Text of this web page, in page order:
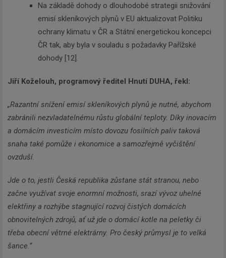
Na základě dohody o dlouhodobé strategii snižování
emisí skleníkových plynů v EU aktualizovat Politiku
ochrany klimatu v ČR a Státní energetickou koncepci
ČR tak, aby byla v souladu s požadavky Pařížské
dohody [12].
Jiří Koželouh, programový ředitel Hnutí DUHA, řekl:
„Razantní snížení emisí skleníkových plynů je nutné, abychom
zabránili nezvladatelnému růstu globální teploty. Díky inovacím
a domácím investicím místo dovozu fosilních paliv taková
snaha také pomůže i ekonomice a samozřejmě vyčištění
ovzduší.
Jde o to, jestli Česká republika zůstane stát stranou, nebo
začne využívat svoje enormní možnosti, srazí vývoz uhelné
elektřiny a rozhýbe stagnující rozvoj čistých domácích
obnovitelných zdrojů, ať už jde o domácí kotle na peletky či
třeba obecní větrné elektrárny. Pro český průmysl je to velká
šance.“